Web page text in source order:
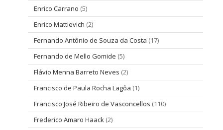
Enrico Carrano (5)
Enrico Mattievich (2)
Fernando Antônio de Souza da Costa (17)
Fernando de Mello Gomide (5)
Flávio Menna Barreto Neves (2)
Francisco de Paula Rocha Lagôa (1)
Francisco José Ribeiro de Vasconcellos (110)
Frederico Amaro Haack (2)